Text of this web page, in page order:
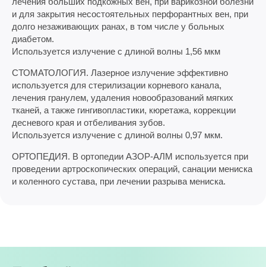
и для закрытия несостоятельных перфорантных вен, при
долго незаживающих ранах, в том числе у больных
диабетом.
Используется излучение с длиной волны 1,56 мкм
СТОМАТОЛОГИЯ. Лазерное излучение эффективно
используется для стерилизации корневого канала,
лечения гранулем, удаления новообразований мягких
тканей, а также гингивопластики, кюретажа, коррекции
десневого края и отбеливания зубов.
Используется излучение с длиной волны 0,97 мкм.
ОРТОПЕДИЯ. В ортопедии АЗОР-АЛМ используется при
проведении артроскопических операций, санации мениска
и коленного сустава, при лечении разрыва мениска.